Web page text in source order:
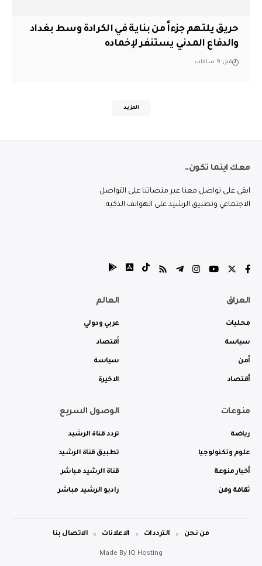
حريق يلتهم جزءاً من بناية في الكرادة وسط بغداد
والدفاع المدني يستنفر لإخماده
قبل 9 ساعات
المزيد
معك اينما تكون..
ابقى على تواصل معنا عبر منصاتنا على التواصل
الاجتماعي وتطبيق الرشيد على الهواتف الذكية.
العراق
محليات
سياسة
أمن
أقتصاد
العالم
عربي ودولي
أقتصاد
سياسة
الاخيرة
منوعات
رياضة
علوم وتكنولوجيا
أخبار منوعة
ثقافة وفن
الوصول السريع
تردد قناة الرشيد
تطبيق قناة الرشيد
قناة الرشيد مباشر
راديو الرشيد مباشر
Made By IQ Hosting
من نحن الترددات الاعلانات الاتصال بنا